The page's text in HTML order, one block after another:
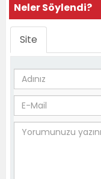
Neler Söylendi?
Site